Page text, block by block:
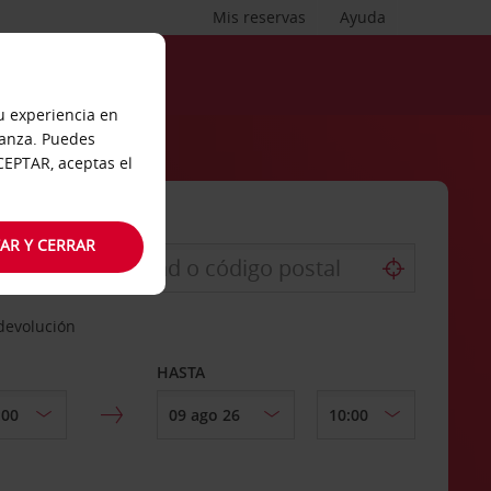
Ayuda
Mis reservas
HASTA
experiencia en
Puedes
aceptas el
Y CERRAR